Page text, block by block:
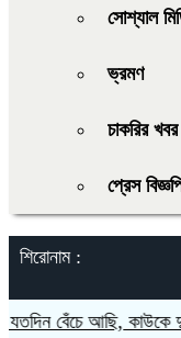
সোশ্যাল
ভ্রমণ
চাকরির খবর
প্রেস
শিরোনাম :
বেঁচে আছি, কাউকে দুর্নীতি